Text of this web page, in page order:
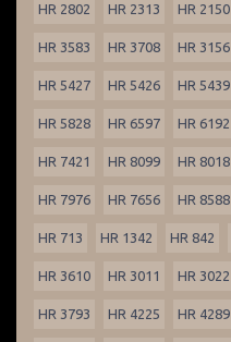
HR 2802 HR 2313 HR 2150
HR 3583 HR 3708 HR 3156
HR 5427 HR 5426 HR 5439
HR 5828 HR 6597 HR 6192
HR 7421 HR 8099 HR 8018
HR 7976 HR 7656 HR 8588
HR 713 HR 1342 HR 842
HR 3610 HR 3011 HR 3022
HR 3793 HR 4225 HR 4289